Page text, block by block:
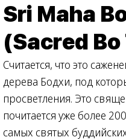
Sri Maha
(Sacred Bo
Считается, что это
дерева Бодхи, под
просветления. Это
почитается уже более
самых святых